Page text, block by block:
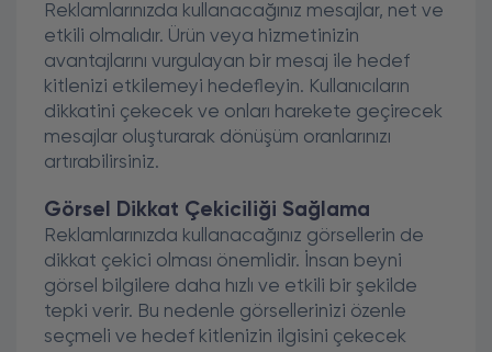
Reklamlarınızda kullanacağınız mesajlar, net ve
etkili olmalıdır. Ürün veya hizmetinizin
avantajlarını vurgulayan bir mesaj ile hedef
kitlenizi etkilemeyi hedefleyin. Kullanıcıların
dikkatini çekecek ve onları harekete geçirecek
mesajlar oluşturarak dönüşüm oranlarınızı
artırabilirsiniz.
Görsel Dikkat Çekiciliği Sağlama
Reklamlarınızda kullanacağınız görsellerin de
dikkat çekici olması önemlidir. İnsan beyni
görsel bilgilere daha hızlı ve etkili bir şekilde
tepki verir. Bu nedenle görsellerinizi özenle
seçmeli ve hedef kitlenizin ilgisini çekecek